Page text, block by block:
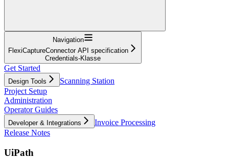
Navigation
FlexiCaptureConnector API specification
Credentials-Klasse
Get Started
Design Tools
Scanning Station
Project Setup
Administration
Operator Guides
Developer & Integrations
Invoice Processing
Release Notes
UiPath